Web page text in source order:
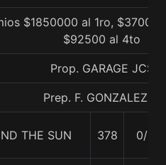
$1850000 al 1ro,
$92500 al 4to
Prop. GARAGE JCS
Prep. F. GONZALEZ S.
THE SUN 378 0/0